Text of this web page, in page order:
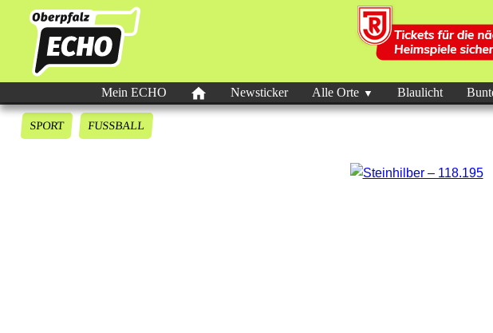
Mein ECHO Newsticker Alle Orte Blaulicht
SPORT FUSSBALL